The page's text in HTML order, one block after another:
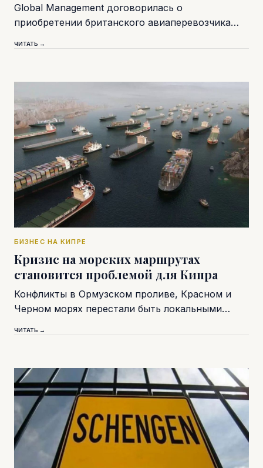
Global Management договорилась о
приобретении британского авиаперевозчика…
ЧИТАТЬ →
БИЗНЕС НА КИПРЕ
Кризис на морских маршрутах
становится проблемой для Кипра
Конфликты в Ормузском проливе, Красном и
Черном морях перестали быть локальными…
ЧИТАТЬ →